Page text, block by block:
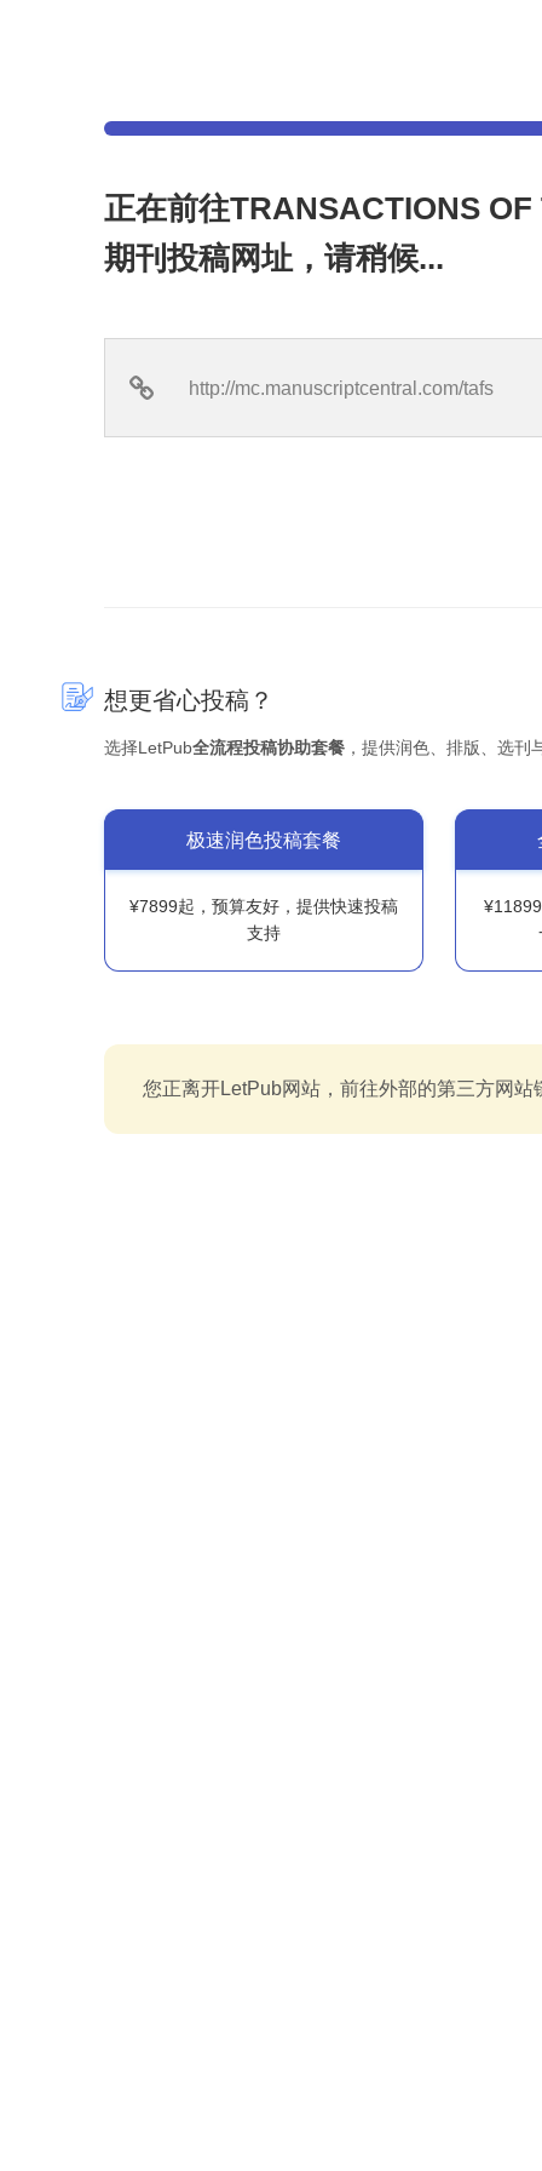
正在前往TRANSACTIONS
期刊投稿网址，请稍候...
http://mc.manuscriptcentral.com/tafs
想更省心投稿？
选择LetPub全流程投稿协助套餐 ，提供润色、排版、选
极速润色投稿套餐
¥7899起，预算友好，提供快速投稿
支持
您正离开LetPub网站，前往外部的第三方网